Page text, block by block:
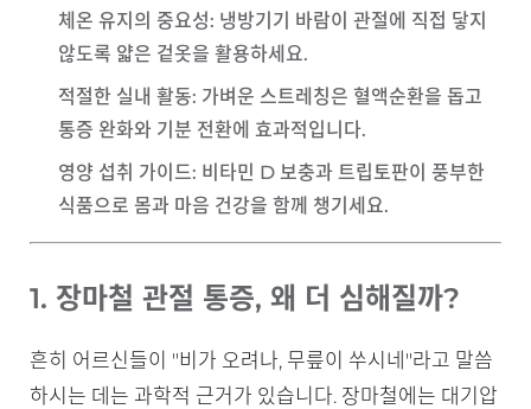
체온 유지의 중요성: 냉방기기 바람이 관절에 직접 닿지
않도록 얇은 겉옷을 활용하세요.
적절한 실내 활동: 가벼운 스트레칭은 혈액순환을 돕고
통증 완화와 기분 전환에 효과적입니다.
영양 섭취 가이드: 비타민 D 보충과 트립토판이 풍부한
식품으로 몸과 마음 건강을 함께 챙기세요.
1. 장마철 관절 통증, 왜 더 심해질까?
흔히 어르신들이 "비가 오려나, 무릎이 쑤시네"라고 말씀
하시는 데는 과학적 근거가 있습니다. 장마철에는 대기압